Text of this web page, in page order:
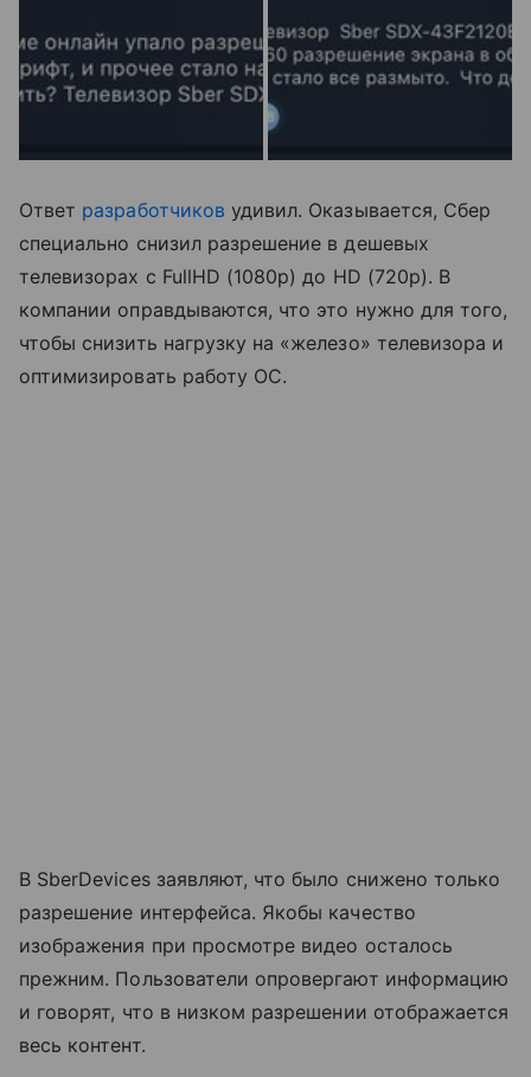
Ответ разработчиков удивил. Оказывается, Сбер
специально снизил разрешение в дешевых
телевизорах с FullHD (1080p) до HD (720p). В
компании оправдываются, что это нужно для того,
чтобы снизить нагрузку на «железо» телевизора и
оптимизировать работу ОС.
В SberDevices заявляют, что было снижено только
разрешение интерфейса. Якобы качество
изображения при просмотре видео осталось
прежним. Пользователи опровергают информацию
и говорят, что в низком разрешении отображается
весь контент.